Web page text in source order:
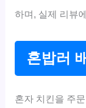
하며, 실제 리뷰
혼밥러
혼자 치킨을 주